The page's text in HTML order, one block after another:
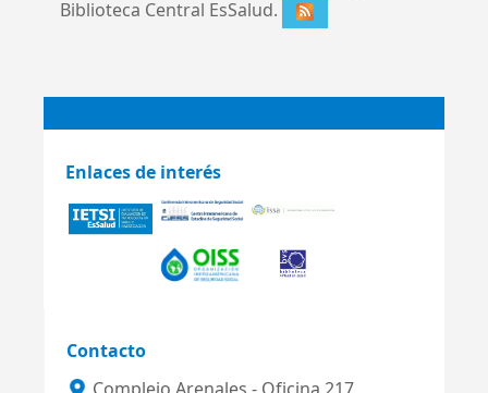
Biblioteca Central EsSalud.
Enlaces de interés
Contacto